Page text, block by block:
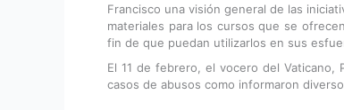
Francisco una visión general de las
materiales para los cursos que se
fin de que puedan utilizarlos en sus
El 11 de febrero, el vocero del
casos de abusos como informaron